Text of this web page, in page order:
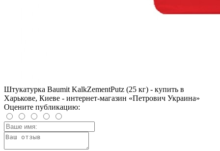
Штукатурка Baumit KalkZementPutz (25 кг) - купить в
Харькове, Киеве - интернет-магазин «Петрович Украина»
Оцените публикацию: